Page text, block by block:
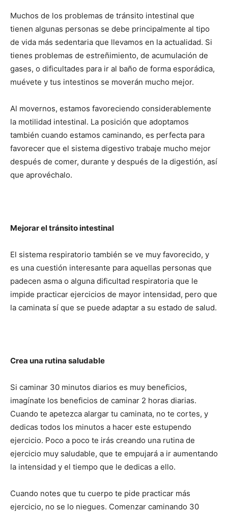
Muchos de los problemas de tránsito intestinal que
tienen algunas personas se debe principalmente al tipo
de vida más sedentaria que llevamos en la actualidad. Si
tienes problemas de estreñimiento, de acumulación de
gases, o dificultades para ir al baño de forma esporádica,
muévete y tus intestinos se moverán mucho mejor.
Al movernos, estamos favoreciendo considerablemente
la motilidad intestinal. La posición que adoptamos
también cuando estamos caminando, es perfecta para
favorecer que el sistema digestivo trabaje mucho mejor
después de comer, durante y después de la digestión, así
que aprovéchalo.
Mejorar el tránsito intestinal
El sistema respiratorio también se ve muy favorecido, y
es una cuestión interesante para aquellas personas que
padecen asma o alguna dificultad respiratoria que le
impide practicar ejercicios de mayor intensidad, pero que
la caminata sí que se puede adaptar a su estado de salud.
Crea una rutina saludable
Si caminar 30 minutos diarios es muy beneficios,
imagínate los beneficios de caminar 2 horas diarias.
Cuando te apetezca alargar tu caminata, no te cortes, y
dedicas todos los minutos a hacer este estupendo
ejercicio. Poco a poco te irás creando una rutina de
ejercicio muy saludable, que te empujará a ir aumentando
la intensidad y el tiempo que le dedicas a ello.
Cuando notes que tu cuerpo te pide practicar más
ejercicio, no se lo niegues. Comenzar caminando 30